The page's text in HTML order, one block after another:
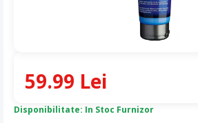
Disponibilitate: In Stoc Furnizor
59.99 Lei